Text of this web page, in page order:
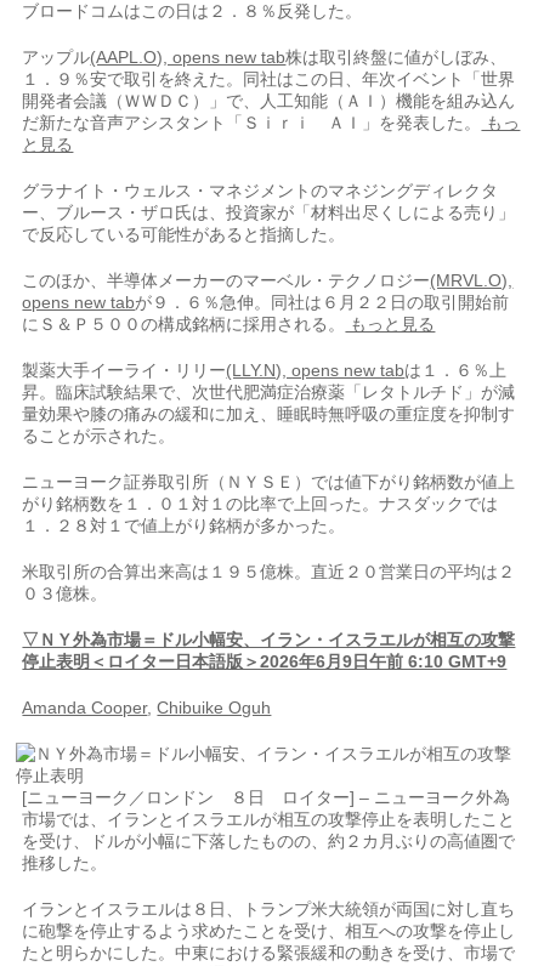
ブロードコムはこの日は２．８％反発した。
アップル(AAPL.O), opens new tab株は取引終盤に値がしぼみ、
１．９％安で取引を終えた。同社はこの日、年次イベント「世界
開発者会議（ＷＷＤＣ）」で、人工知能（ＡＩ）機能を組み込ん
だ新たな音声アシスタント「Ｓｉｒｉ ＡＩ」を発表した。
もっ
と見る
グラナイト・ウェルス・マネジメントのマネジングディレクタ
ー、ブルース・ザロ氏は、​投資家が「材料出尽くしに​よる売り」
で反応して⁠いる可能性があると指摘した。
このほか、半導体メーカーのマーベル・テクノロジー(MRVL.O),
opens new tabが９．６％急伸。同社は６月２２日の取引開始前
にＳ＆Ｐ５００の構成銘柄に採用される。
もっと見る
製薬大手イーライ・リリー(LLY.N), opens new tabは１．６％上​
昇。臨床試験結果で、次世代肥満症治療薬「レタトルチド」が減
量効果​や膝の痛みの緩和⁠に加え、睡眠時無呼吸の重症度を抑制す
ることが示された。
ニューヨーク証券取引所（ＮＹＳＥ）では値下がり銘柄数が値上
がり銘柄数を１．０１対１の比率で上回った。ナスダックでは
１．２８対１で値上がり銘柄が多かった。
米取引所の合算出来高は１９５億株。直近２０営業⁠日の平均​は２
０３億株。
▽ＮＹ外為市場＝ドル小幅安、イラン・イスラエルが相互の攻撃
停止表明＜ロイター日本語版＞2026年6月9日午前 6:10 GMT+9
Amanda Cooper,Chibuike Oguh
[ニューヨーク／ロンドン ８日 ロイター] – ニューヨーク外為
市場では、イ​ランとイスラエルが相互の攻撃停止を表‌明したこと
を受け、ドルが小幅に下落したものの、約２カ月ぶりの高値圏で
推移した。
イランとイスラエルは８日、トラン​プ米大統領が両国に対し直ち
に砲撃を停止す​るよう求めたことを受け、相互への攻撃⁠を停止し
たと明らかにした。中東における緊​張緩和の動きを受け、市場で